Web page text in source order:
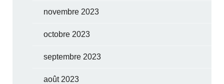
novembre 2023
octobre 2023
septembre 2023
août 2023